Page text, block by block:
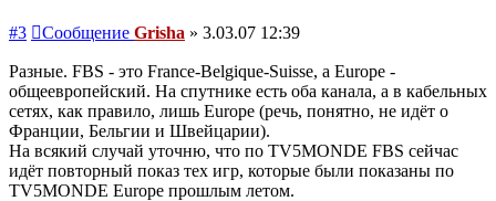
#3 Сообщение Grisha » 3.03.07 12:39
Разные. FBS - это France-Belgique-Suisse, а Europe -
общеевропейский. На спутнике есть оба канала, а в кабельных
сетях, как правило, лишь Europe (речь, понятно, не идёт о
Франции, Бельгии и Швейцарии).
На всякий случай уточню, что по TV5MONDE FBS сейчас
идёт повторный показ тех игр, которые были показаны по
TV5MONDE Europe прошлым летом.